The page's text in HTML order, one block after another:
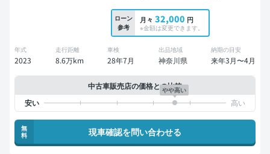
ローン
参考
月々 32,000 円
※金額は変更できます。
年式
2023
走行距離
8.6万km
車検
28年7月
出品地域
神奈川県
納期の目安
来年3月〜4月
中古車販売店の価格との比較
やや高い
無
料
現車確認を問い合わせる